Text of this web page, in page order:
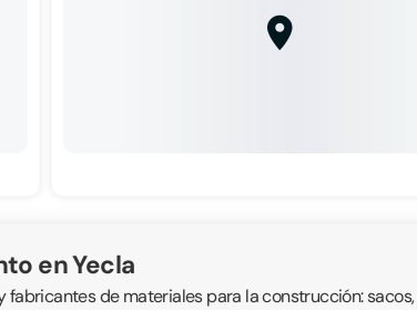
en Yecla
de materiales para la construcción: